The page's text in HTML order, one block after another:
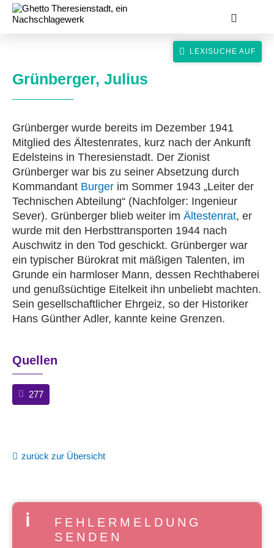
suche
Grünberger, Julius
Grünberger wurde bereits im Dezember 1941
Mitglied des Ältestenrates, kurz nach der Ankunft
Edelsteins in Theresienstadt. Der Zionist
Grünberger war bis zu seiner Absetzung durch
Kommandant Burger im Sommer 1943 „Leiter der
Technischen Abteilung“ (Nachfolger: Ingenieur
Sever). Grünberger blieb weiter im Ältestenrat, er
wurde mit den Herbsttransporten 1944 nach
Auschwitz in den Tod geschickt. Grünberger war
ein typischer Bürokrat mit mäßigen Talenten, im
Grunde ein harmloser Mann, dessen Rechthaberei
und genußsüchtige Eitelkeit ihn unbeliebt machten.
Sein gesellschaftlicher Ehrgeiz, so der Historiker
Hans Günther Adler, kannte keine Grenzen.
Quellen
277
zurück zur Übersicht
FEHLERMELDUNG
SENDEN